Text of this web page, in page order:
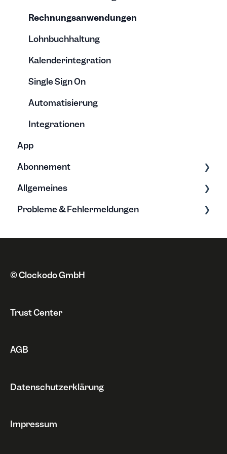
Vorlagen
Archivierung
Rechnungsanwendungen
Lohnbuchhaltung
Kalenderintegration
Single Sign On
Automatisierung
Integrationen
App
Abonnement
Tarife & Lizenzen
Anschrift
Rechnungen
Allgemeines
Grundwissen zur Zeiterfassung
Sonstiges
Probleme & Fehlermeldungen
© Clockodo GmbH
Trust Center
AGB
Datenschutzerklärung
Impressum